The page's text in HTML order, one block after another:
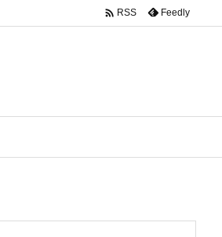
 RSS Feedly